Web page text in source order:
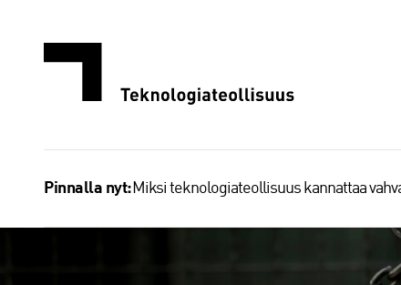
Pinnalla nyt: Miksi teknologiateollisuus kannattaa